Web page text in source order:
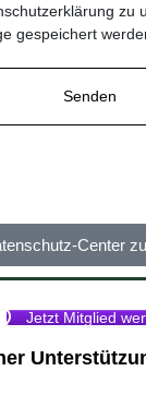
zu
gespeichert
Center
Jetzt Mitglied